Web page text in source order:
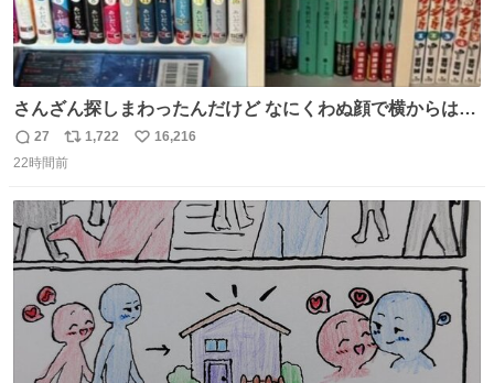
さんざん探しまわったんだけど なにくわぬ顔で横からはえ
てた
返
信
27
リ
ポ
ト
数
1,722
い
数
16,216
22時間前